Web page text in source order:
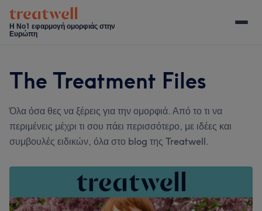
Skip
main
Skip
secondary
Skip
primary
Skip
footer
Η Νο1 εφαρμογή ομορφιάς στην
Ευρώπη
The Treatment Files
Όλα όσα θες να ξέρεις για την ομορφιά. Από το τι να
περιμένεις μέχρι τι σου πάει περισσότερο, με ιδέες και
συμβουλές ειδικών, όλα στο blog της Treatwell.